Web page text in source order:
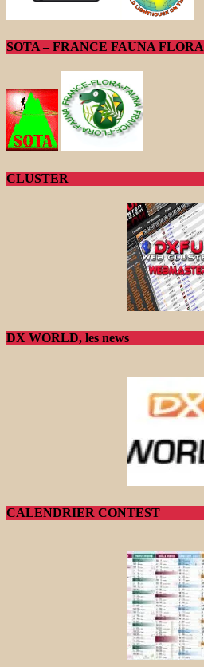
SOTA – FRANCE FAUNA FLORA
CLUSTER
DX WORLD, les news
CALENDRIER CONTEST